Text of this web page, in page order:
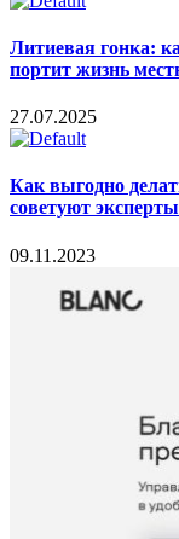
Литиевая гонка:
портит жизнь
27.07.2025
Как выгодно
советуют эксперты
09.11.2023